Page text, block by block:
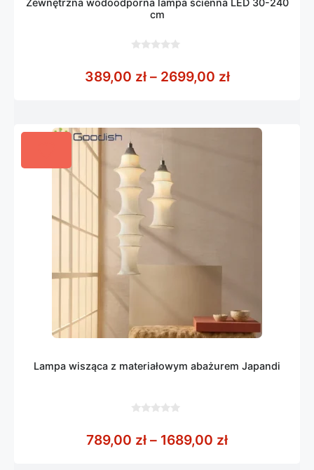
Zewnętrzna wodoodporna lampa ścienna LED 30-240
cm
5
389,00 zł – 2699,00 złZakres cen:
Lampa wisząca z materiałowym abażurem Japandi
5
789,00 zł – 1689,00 złZakres cen: